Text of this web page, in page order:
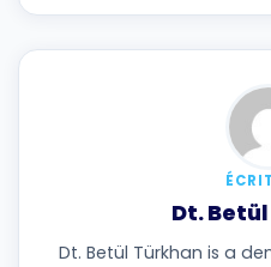
Dt.
Dt. Betül Türkhan is a